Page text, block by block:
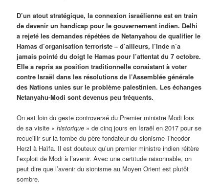
D’un atout stratégique, la connexion israélienne est en train
de devenir un handicap pour le gouvernement indien. Delhi
a rejeté les demandes répétées de Netanyahou de qualifier le
Hamas d’organisation terroriste – d’ailleurs, l’Inde n’a
jamais pointé du doigt le Hamas pour l’attentat du 7 octobre.
Elle a repris sa position traditionnelle consistant à voter
contre Israël dans les résolutions de l’Assemblée générale
des Nations unies sur le problème palestinien. Les échanges
Netanyahu-Modi sont devenus peu fréquents.
On est loin du geste controversé du Premier ministre Modi lors
de sa visite «historique » de cinq jours en Israël en 2017 pour se
recueillir sur la tombe du père fondateur du sionisme Theodor
Herzl à Haïfa. Il est douteux qu’un premier ministre indien réitère
l’exploit de Modi à l’avenir. Avec une certitude raisonnable, on
peut dire que l’avenir du sionisme au Moyen Orient est plutôt
sombre.